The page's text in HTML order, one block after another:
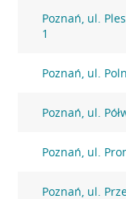
Poznań, ul.
1
Poznań, ul.
Poznań, ul.
Poznań, ul.
Poznań, ul.